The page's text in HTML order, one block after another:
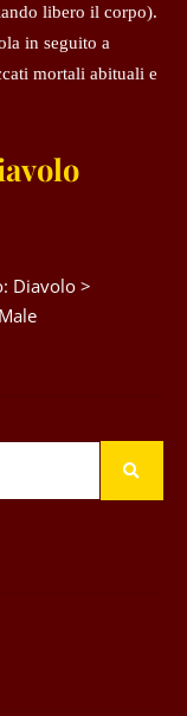
libero il corpo).
in seguito a
mortali abituali e
Diavolo >